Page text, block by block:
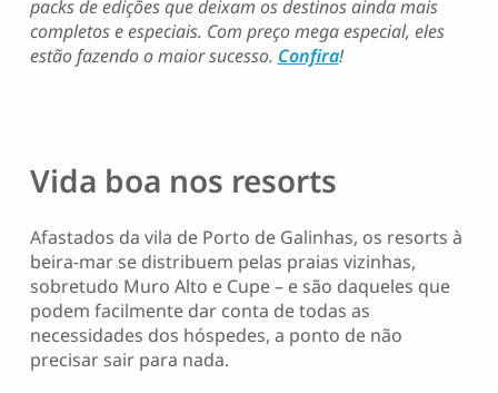
packs de edições que deixam os destinos ainda mais
completos e especiais. Com preço mega especial, eles
estão fazendo o maior sucesso. Confira!
Vida boa nos resorts
Afastados da vila de Porto de Galinhas, os resorts à
beira-mar se distribuem pelas praias vizinhas,
sobretudo Muro Alto e Cupe – e são daqueles que
podem facilmente dar conta de todas as
necessidades dos hóspedes, a ponto de não
precisar sair para nada.